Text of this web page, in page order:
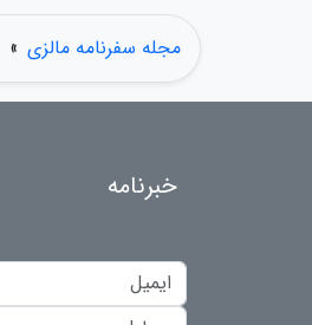
مجله سفرنامه مالزی »
خبرنامه